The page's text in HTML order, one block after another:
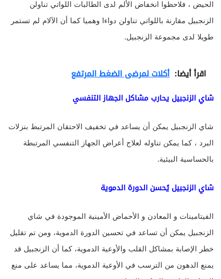
الحيض ، فلاحظوا انخفاض الألم لدى الطالبات اللواتي تناولن
الزنجبيل مقارنة باللواتي تناولن دواءا وهميا كما أن الآلام لم تستمر
طويلا لدى مجموعة الزنجبيل.
اقرأ أيضا: أكلات لمرضى الضغط المرتفع
شاي الزنجبيل يحارب مشاكل الجهاز التنفسي
شاي الزنجبيل يمكن أن يساعد في تخفيف الاحتقان المرتبط بنزلات
البرد ، كما يمكن تناوله لعلاج أعراض الجهاز التنفسي المرتبطة
بالحساسية البيئية.
شاي الزنجبيل يُحسن الدورة الدموية
الفيتامينات و المعادن و الأحماض الأمينية الموجودة في شاي
الزنجبيل يمكن أن تساعد في تحسين الدورة الدموية، ومن تم تقليل
خطر الإصابة بمشاكل القلب والأوعية الدموية، كما أن الزنجبيل قد
يمنع الدهون من الترسب في الأوعية الدموية، مما يساعد على منع